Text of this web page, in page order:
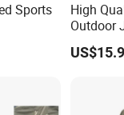
mit
für
verdeckte
Sports
High
Outdoor
Inner)